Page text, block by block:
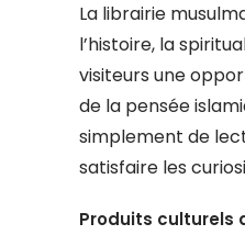
La librairie
l’histoire, la
visiteurs une
de la pensée
simplement de
satisfaire les
Produits culturels